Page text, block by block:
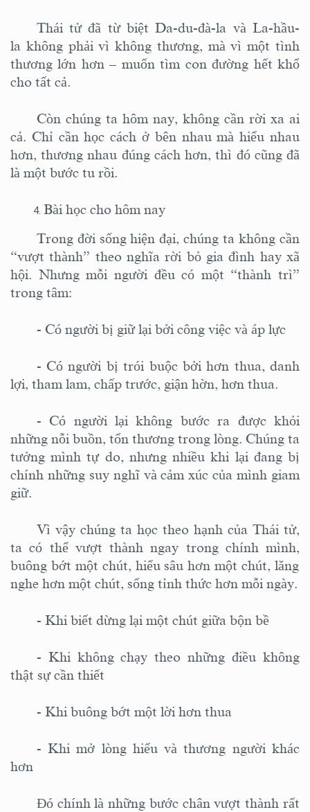
Thái tử đã từ biệt Da-du-đà-la và La-hầu-
la không phải vì không thương, mà vì một tình
thương lớn hơn – muốn tìm con đường hết khổ
cho tất cả.
Còn chúng ta hôm nay, không cần rời xa ai
cả. Chỉ cần học cách ở bên nhau mà hiểu nhau
hơn, thương nhau đúng cách hơn, thì đó cũng đã
là một bước tu rồi.
Bài học cho hôm nay
Trong đời sống hiện đại, chúng ta không cần
“vượt thành” theo nghĩa rời bỏ gia đình hay xã
hội. Nhưng mỗi người đều có một “thành trì”
trong tâm:
- Có người bị giữ lại bởi công việc và áp lực
-Có người bị trói buộc bởi hơn thua, danh
lợi, tham lam, chấp trước, giận hờn, hơn thua.
-Có người lại không bước ra được khỏi
những nỗi buồn, tổn thương trong lòng. Chúng ta
tưởng mình tự do, nhưng nhiều khi lại đang bị
chính những suy nghĩ và cảm xúc của mình giam
giữ.
Vì vậy chúng ta học theo hạnh của Thái tử,
ta có thể vượt thành ngay trong chính mình,
buông bớt một chút, hiểu sâu hơn một chút, lăng
nghe hơn một chút, sống tỉnh thức hơn mỗi ngày.
- Khi biết dừng lại một chút giữa bộn bề
- Khi không chạy theo những điều không
thật sự cần thiết
- Khi buông bớt một lời hơn thua
-Khi mở lòng hiểu và thương người khác
hơn
Đó chính là những bước chân vượt thành rất